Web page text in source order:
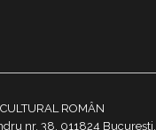
ROMÂN
nr. 38, 011824 București,